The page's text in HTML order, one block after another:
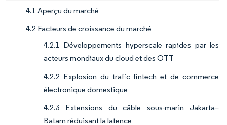
4.1 Aperçu du marché
4.2 Facteurs de croissance du marché
4.2.1 Développements hyperscale rapides par les
acteurs mondiaux du cloud et des OTT
4.2.2 Explosion du trafic fintech et de commerce
électronique domestique
4.2.3 Extensions du câble sous-marin Jakarta–
Batam réduisant la latence